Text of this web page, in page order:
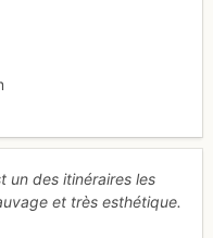
un des itinéraires les
et très esthétique.